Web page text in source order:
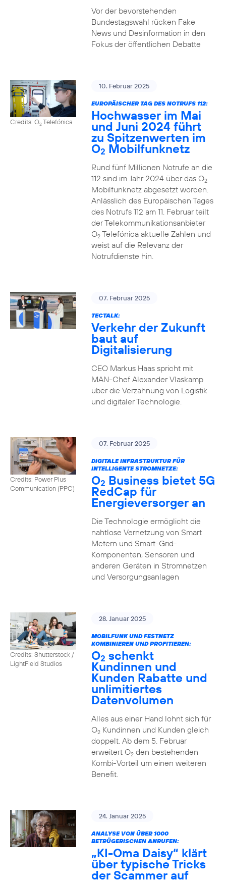
Vor der bevorstehenden
Bundestagswahl rücken Fake
News und Desinformation in den
Fokus der öffentlichen Debatte
Credits: O2Telefónica
10. Februar 2025
EUROPÄISCHER TAG DES NOTRUFS 112:
Hochwasser im Mai
und Juni 2024 führt
zu Spitzenwerten im
O2 Mobilfunknetz
Rund fünf Millionen Notrufe an die
112 sind im Jahr 2024 über das O2
Mobilfunknetz abgesetzt worden.
Anlässlich des Europäischen Tages
des Notrufs 112 am 11. Februar teilt
der Telekommunikationsanbieter
O2Telefónica aktuelle Zahlen und
weist auf die Relevanz der
Notrufdienste hin.
07. Februar 2025
TECTALK:
Verkehr der Zukunft
baut auf
Digitalisierung
CEO Markus Haas spricht mit
MAN-Chef Alexander Vlaskamp
über die Verzahnung von Logistik
und digitaler Technologie.
Credits: Power Plus
Communication (PPC)
07. Februar 2025
DIGITALE INFRASTRUKTUR FÜR
INTELLIGENTE STROMNETZE:
O2 Business bietet 5G
RedCap für
Energieversorger an
Die Technologie ermöglicht die
nahtlose Vernetzung von Smart
Metern und Smart-Grid-
Komponenten, Sensoren und
anderen Geräten in Stromnetzen
und Versorgungsanlagen
Credits: Shutterstock /
LightField Studios
28. Januar 2025
MOBILFUNK UND FESTNETZ
KOMBINIEREN UND PROFITIEREN:
O2 schenkt
Kundinnen und
Kunden Rabatte und
unlimitiertes
Datenvolumen
Alles aus einer Hand lohnt sich für
O2Kundinnen und Kunden gleich
doppelt. Ab dem 5. Februar
erweitert O2den bestehenden
Kombi-Vorteil um einen weiteren
Benefit.
24. Januar 2025
ANALYSE VON ÜBER 1000
BETRÜGERISCHEN ANRUFEN:
„KI-Oma Daisy“ klärt
über typische Tricks
der Scammer auf